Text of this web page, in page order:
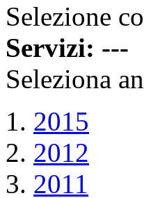
Selezione
Servizi: ---
Seleziona
2015
2012
2011